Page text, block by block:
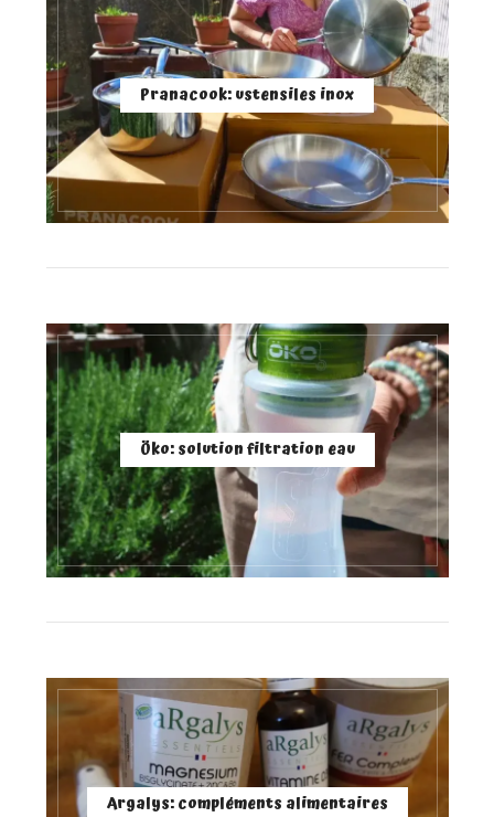
Pranacook: ustensiles inox
Öko: solution filtration eau
Argalys: compléments alimentaires